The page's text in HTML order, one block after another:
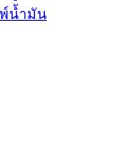
น้ำมัน